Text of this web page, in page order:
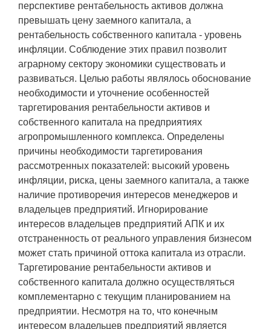
перспективе рентабельность активов должна
превышать цену заемного капитала, а
рентабельность собственного капитала - уровень
инфляции. Соблюдение этих правил позволит
аграрному сектору экономики существовать и
развиваться. Целью работы являлось обоснование
необходимости и уточнение особенностей
таргетирования рентабельности активов и
собственного капитала на предприятиях
агропромышленного комплекса. Определены
причины необходимости таргетирования
рассмотренных показателей: высокий уровень
инфляции, риска, цены заемного капитала, а также
наличие противоречия интересов менеджеров и
владельцев предприятий. Игнорирование
интересов владельцев предприятий АПК и их
отстраненность от реального управления бизнесом
может стать причиной оттока капитала из отрасли.
Таргетирование рентабельности активов и
собственного капитала должно осуществляться
комплементарно с текущим планированием на
предприятии. Несмотря на то, что конечным
интересом владельцев предприятий является